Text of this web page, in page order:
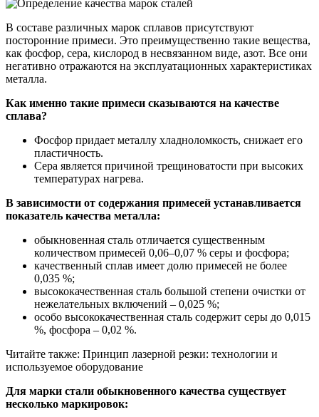
В составе различных марок сплавов присутствуют
посторонние примеси. Это преимущественно такие вещества,
как фосфор, сера, кислород в несвязанном виде, азот. Все они
негативно отражаются на эксплуатационных характеристиках
металла.
Как именно такие примеси сказываются на качестве
сплава?
Фосфор придает металлу хладноломкость, снижает его
пластичность.
Сера является причиной трещиноватости при высоких
температурах нагрева.
В зависимости от содержания примесей устанавливается
показатель качества металла:
обыкновенная сталь отличается существенным
количеством примесей 0,06–0,07 % серы и фосфора;
качественный сплав имеет долю примесей не более
0,035 %;
высококачественная сталь большой степени очистки от
нежелательных включений – 0,025 %;
особо высококачественная сталь содержит серы до 0,015
%, фосфора – 0,02 %.
Читайте также: Принцип лазерной резки: технологии и
используемое оборудование
Для марки стали обыкновенного качества существует
несколько маркировок: